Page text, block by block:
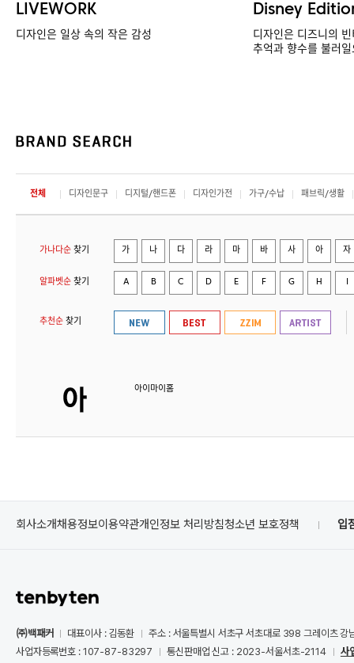
LIVEWORK
디자인은 일상 속의 작은 감성
Disney
디자인은 디즈니의
추억과 향수를 불러
전체 디자인문구 디지털/핸드폰 디자인가전 가구/수납 패브릭/생활
가나다순 찾기 가 나 다 라 마 바 사 아 자
알파벳순 찾기 A B C D E F G H
추천순 찾기
아이마이홈
회사소개채용정보이용약관개인정보 처리방침청소년 보호정책 입
㈜백패커 대표이사 : 김동환
주소 : 서울특별시 서초구 서초대로 398 그레이츠 강
사업자등록번호 : 107-87-83297
통신판매업 신고 : 2023-서울서초-2114
사